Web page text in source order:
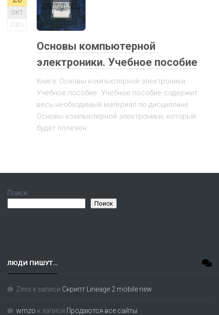
ОКТ
2021
Основы компьютерной
электроники. Учебное пособие
Книга: Основы компьютерной электроники.
Учебное пособие. Учебное пособие содержит
весь необходимый материал по дисциплине
Основы компьютерной электроники, который
будет полезен...
Поиск
Поиск
ЛЮДИ ПИШУТ…
Zevs к записи Скрипт Lineage 2 mobile new
wmzo к записи Продаются все сайты